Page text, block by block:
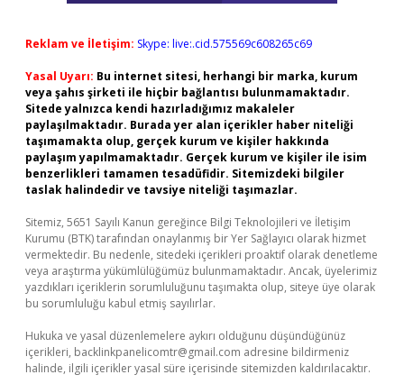
Reklam ve İletişim: Skype: live:.cid.575569c608265c69
Yasal Uyarı: Bu internet sitesi, herhangi bir marka, kurum
veya şahıs şirketi ile hiçbir bağlantısı bulunmamaktadır.
Sitede yalnızca kendi hazırladığımız makaleler
paylaşılmaktadır. Burada yer alan içerikler haber niteliği
taşımamakta olup, gerçek kurum ve kişiler hakkında
paylaşım yapılmamaktadır. Gerçek kurum ve kişiler ile isim
benzerlikleri tamamen tesadüfidir. Sitemizdeki bilgiler
taslak halindedir ve tavsiye niteliği taşımazlar.
Sitemiz, 5651 Sayılı Kanun gereğince Bilgi Teknolojileri ve İletişim
Kurumu (BTK) tarafından onaylanmış bir Yer Sağlayıcı olarak hizmet
vermektedir. Bu nedenle, sitedeki içerikleri proaktif olarak denetleme
veya araştırma yükümlülüğümüz bulunmamaktadır. Ancak, üyelerimiz
yazdıkları içeriklerin sorumluluğunu taşımakta olup, siteye üye olarak
bu sorumluluğu kabul etmiş sayılırlar.
Hukuka ve yasal düzenlemelere aykırı olduğunu düşündüğünüz
içerikleri, backlinkpanelicomtr@gmail.com adresine bildirmeniz
halinde, ilgili içerikler yasal süre içerisinde sitemizden kaldırılacaktır.